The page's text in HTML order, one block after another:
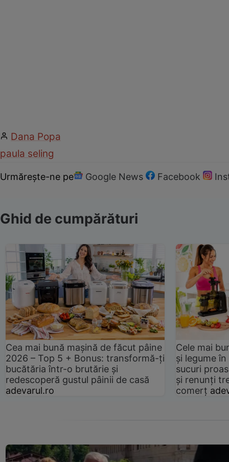
Dana Popa
paula seling
Urmărește-ne pe Google News Facebook
Ghid de cumpărături
Cea mai bună mașină de făcut pâine
2026 – Top 5 + Bonus: transformă-ți
bucătăria într-o brutărie și
redescoperă gustul pâinii de casă
adevarul.ro
Cele mai
și legume
sucuri
și renunți
comerț